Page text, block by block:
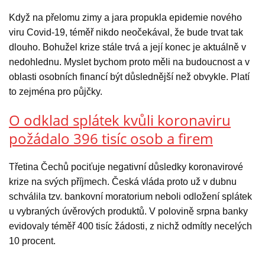
Když na přelomu zimy a jara propukla epidemie nového
viru Covid-19, téměř nikdo neočekával, že bude trvat tak
dlouho. Bohužel krize stále trvá a její konec je aktuálně v
nedohlednu. Myslet bychom proto měli na budoucnost a v
oblasti osobních financí být důslednější než obvykle. Platí
to zejména pro půjčky.
O odklad splátek kvůli koronaviru
požádalo 396 tisíc osob a firem
Třetina Čechů pociťuje negativní důsledky koronavirové
krize na svých příjmech. Česká vláda proto už v dubnu
schválila tzv. bankovní moratorium neboli odložení splátek
u vybraných úvěrových produktů. V polovině srpna banky
evidovaly téměř 400 tisíc žádosti, z nichž odmítly necelých
10 procent.